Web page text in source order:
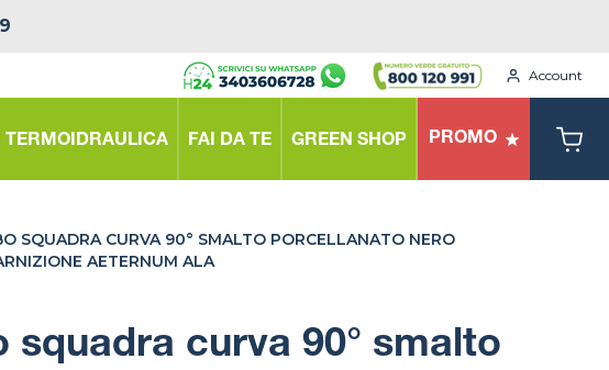
Account
TERMOIDRAULICA FAI DA TE GREEN SHOP PROMO
SQUADRA CURVA 90° SMALTO PORCELLANATO NERO
AETERNUM ALA
squadra curva 90° smalto